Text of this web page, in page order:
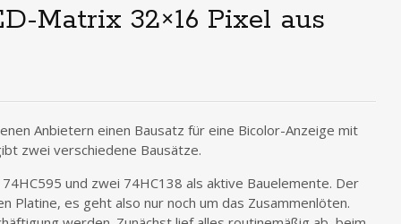
Matrix 32×16 Pixel aus
Anbietern einen Bausatz für eine Bicolor-Anzeige mit
zwei verschiedene Bausätze.
und zwei 74HC138 als aktive Bauelemente. Der
es geht also nur noch um das Zusammenlöten.